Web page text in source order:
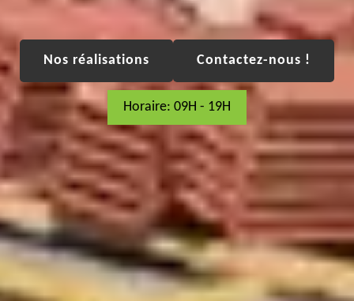
Nos réalisations Contactez-nous !
Horaire: 09H - 19H